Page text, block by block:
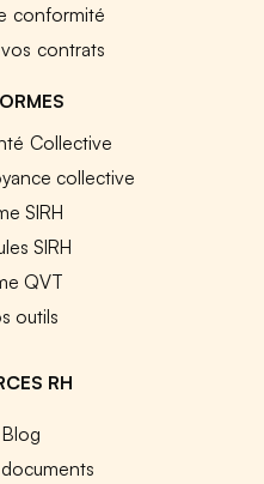
conformité
contrats
Collective
collective
SIRH
SIRH
QVT
outils
RH